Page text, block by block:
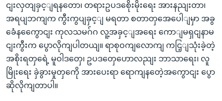
ငျးလှတျခှင့ျရနတော၊ တရားဥပဒစေိုးမိုးရေး အားနညျးတာ၊
အရပျဘကျက ကွီးကွပျခှင့ျ မရတာ စတာတှအေပေါျမှာ အခွ
ခေံနကွေောငျး ကုလသမဂ်ဂ လူ့အခှင့ျအရေး ကောျမရှငျနာမ
ငျးကွီးက ပွောလိုကျပါတယျ။ ရာစုဝကျလောကျ ကငြ့ျသုံးခဲ့တဲ့
အစိုးရတှရေဲ့ မူဝါဒတှေ၊ ဥပဒတှေဟောလညျး ဘာသာရေး၊ လူ
မြိုးရေး ခှဲခွားမှုတှကေို အားပေးရာ ရောကျနတေဲ့အကွောငျး ပွော
ဆိုလိုကျတာပါ။